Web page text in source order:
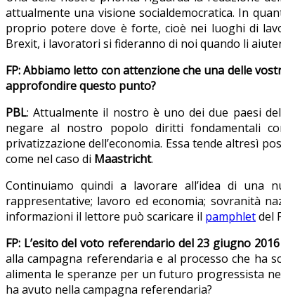
attualmente una visione socialdemocratica. In
proprio potere dove è forte, cioè nei luoghi di
Brexit, i lavoratori si fideranno di noi quando li
FP: Abbiamo letto con attenzione che una delle
approfondire questo punto?
PBL: Attualmente il nostro è uno dei due paesi
negare al nostro popolo diritti fondamentali
privatizzazione dell’economia. Essa tende altresì
come nel caso di Maastricht.
Continuiamo quindi a lavorare all’idea di una
rappresentative; lavoro ed economia; sovranità
informazioni il lettore può scaricare il pamphletdel
FP: L’esito del voto referendario del 23 giugno
alla campagna referendaria e al processo che ha
alimenta le speranze per un futuro progressista
ha avuto nella campagna referendaria?